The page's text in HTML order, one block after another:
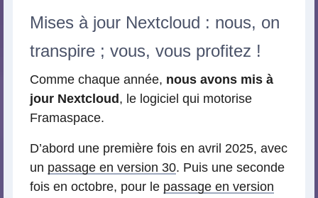
Mises à jour Nextcloud : nous, on
transpire ; vous, vous profitez !
Comme chaque année, nous avons mis à
jour Nextcloud , le logiciel qui motorise
Framaspace.
D’abord une première fois en avril 2025, avec
un passage en version 30. Puis une seconde
fois en octobre, pour le passage en version